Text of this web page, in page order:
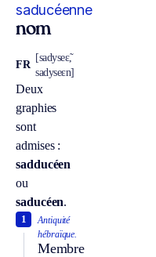
saducéenne
nom
FR
[sadyseɛ̃,
sadyseɛn]
Deux
graphies
sont
admises :
sadducéen
ou
saducéen.
Antiquité
hébraïque.
Membre
1